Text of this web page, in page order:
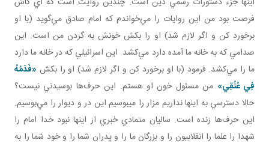
فرصت بود من اين روايات را مي‌خواندم که امام صادق مي‌گويد (با او
برخورد کن و اگر لازم شد) او را بکش خونش به گردن من است. اين
صدامي که به خانه ما آمده دارد مي‌کشد. اين اسرائيلي که در خانه ما دارد
ما را مي‌کشد. فرمود (با او برخورد کن و اگر لازم شد) او را بکش «فَدَمُهُ
فِي عُنُقِي» من مسئول خون او هستم. اين حرف‌ها بوسيدني نيست؟
حالا دسترسي به اينها نداريم مزار را می­بوسيم اين در و ديوار را مي‌بوسيم.
اين حرف‌ها زنده است. ساليان متمادي خبري از اينها نبود خدا امام را
شهدا را علما را انقلابيون را و بزرگان ما را و پدران شما را و خود شما را به